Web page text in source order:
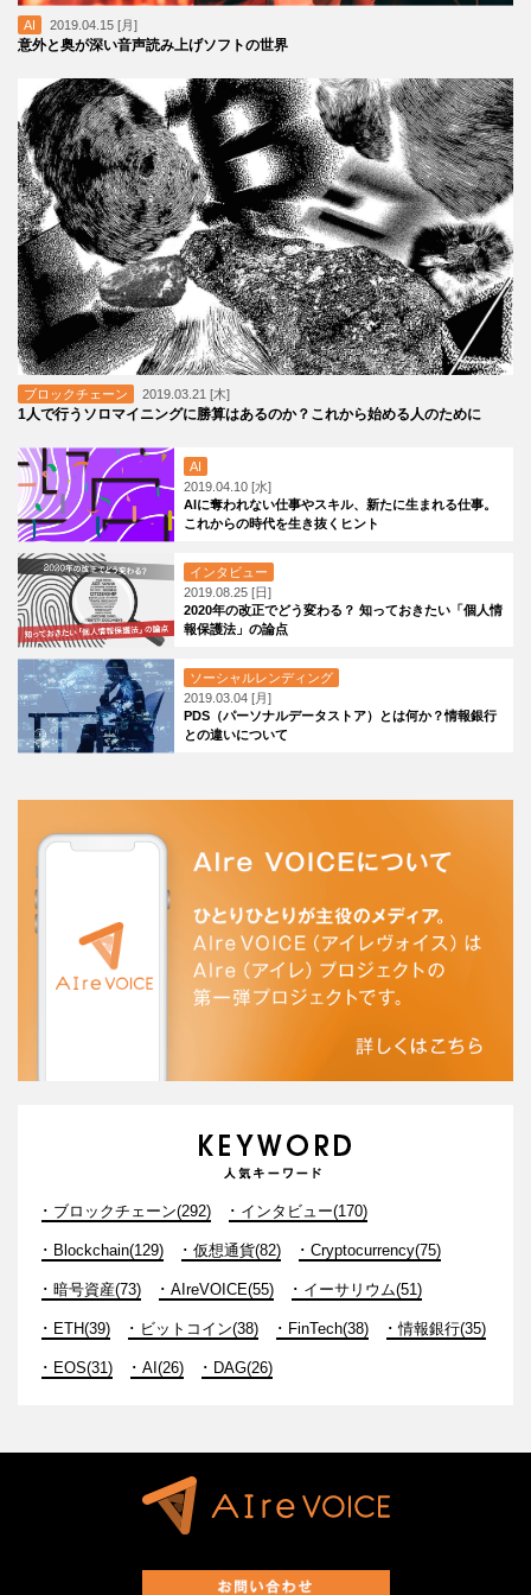
AI 2019.04.15 [月]
意外と奥が深い音声読み上げソフトの世界
ブロックチェーン 2019.03.21 [木]
1人で行うソロマイニングに勝算はあるのか？これから始める人のために
AI
2019.04.10 [水]
AIに奪われない仕事やスキル、新たに生まれる仕事。
これからの時代を生き抜くヒント
インタビュー
2019.08.25 [日]
2020年の改正でどう変わる？ 知っておきたい「個人情
報保護法」の論点
ソーシャルレンディング
2019.03.04 [月]
PDS（パーソナルデータストア）とは何か？情報銀行
との違いについて
ブロックチェーン(292) インタビュー(170)
Blockchain(129) 仮想通貨(82) Cryptocurrency(75)
暗号資産(73) AIreVOICE(55) イーサリウム(51)
ETH(39) ビットコイン(38) FinTech(38) 情報銀行(35)
EOS(31) AI(26) DAG(26)